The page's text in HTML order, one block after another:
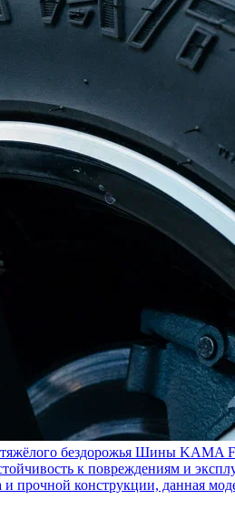
бездорожья Шины KAMA
к повреждениям и
и прочной конструкции, данная